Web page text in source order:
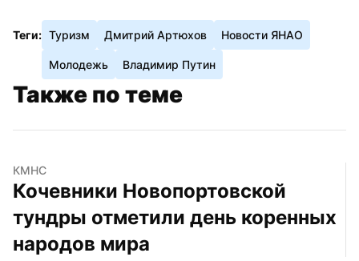
Теги: Туризм Дмитрий Артюхов Новости ЯНАО
Молодежь Владимир Путин
Также по теме
КМНС
Кочевники Новопортовской
тундры отметили день коренных
народов мира